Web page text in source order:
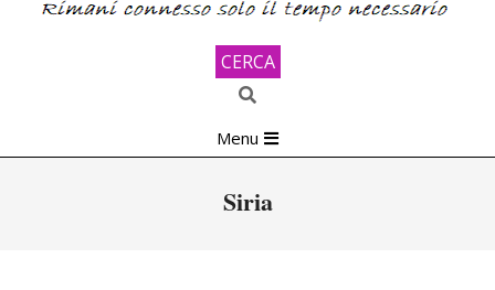
CERCA
Search
Navigation
Menu
Siria